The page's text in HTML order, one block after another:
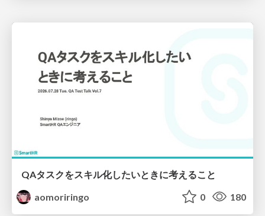
QAタスクをスキル化したいときに考えること
aomoriringo
0 180